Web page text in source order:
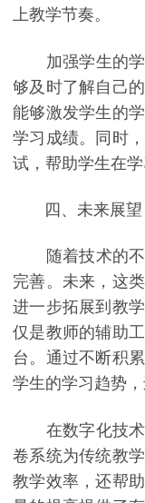
上教学节奏。
加强学生的学
够及时了解自己
能够激发学生的
学习成绩。同时
试，帮助学生在
四、未来展望
随着技术的不
完善。未来，这
进一步拓展到教
仅是教师的辅助
台。通过不断积
学生的学习趋势
在数字化技术
卷系统为传统教
教学效率，还帮